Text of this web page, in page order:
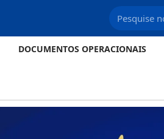
DOCUMENTOS OPERACIONAIS